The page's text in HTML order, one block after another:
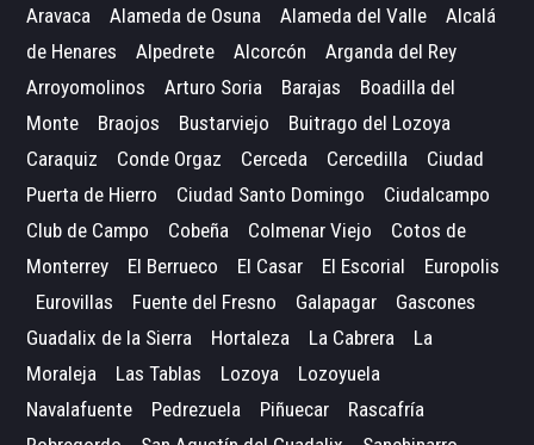
Aravaca
Alameda de Osuna Alameda del Valle
Alcalá
de Henares
Alpedrete Alcorcón
Arganda del Rey
Arroyomolinos
Arturo Soria Barajas
Boadilla del
Monte
Braojos Bustarviejo
Buitrago del Lozoya
Caraquiz
Conde Orgaz Cerceda Cercedilla
Ciudad
Puerta de Hierro
Ciudad Santo Domingo
Ciudalcampo
Club de Campo
Cobeña Colmenar Viejo
Cotos de
Monterrey
El Berrueco El Casar El Escorial
Europolis
Eurovillas
Fuente del Fresno Galapagar
Gascones
Guadalix de la Sierra
Hortaleza La Cabrera
La
Moraleja
Las Tablas Lozoya
Lozoyuela
Navalafuente
Pedrezuela Piñuecar
Rascafría